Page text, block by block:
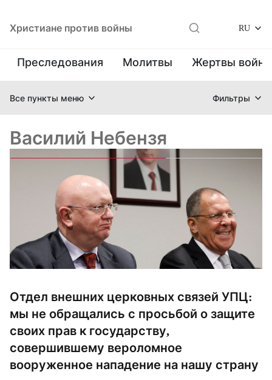
Христиане против войны RU
Преследования Молитвы Жертвы
Все пункты меню Фильтры
Василий Небензя
Отдел внешних церковных связей УПЦ:
мы не обращались с просьбой о защите
своих прав к государству,
совершившему вероломное
вооруженное нападение на нашу страну